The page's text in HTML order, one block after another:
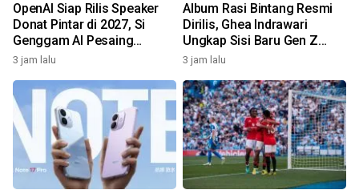
OpenAI Siap Rilis Speaker
Donat Pintar di 2027, Si
Genggam AI Pesaing
Google & Amazon!
3 jam lalu
Album Rasi Bintang Resmi
Dirilis, Ghea Indrawari
Ungkap Sisi Baru Gen Z
Lewat 9 Lagu!
3 jam lalu